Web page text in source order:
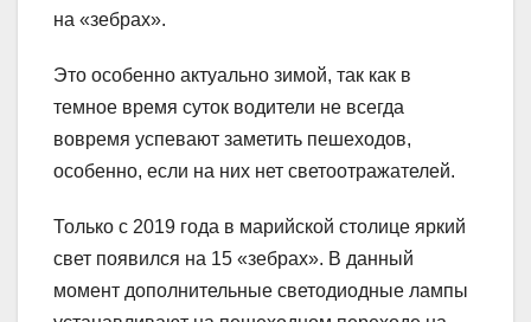
на «зебрах».
Это особенно актуально зимой, так как в
темное время суток водители не всегда
вовремя успевают заметить пешеходов,
особенно, если на них нет светоотражателей.
Только с 2019 года в марийской столице яркий
свет появился на 15 «зебрах». В данный
момент дополнительные светодиодные лампы